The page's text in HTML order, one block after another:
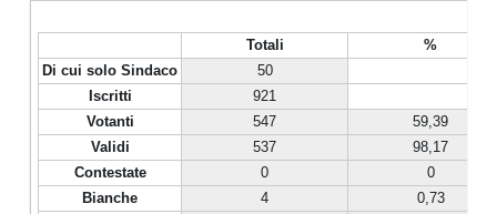
Totali
%
Di cui solo Sindaco
50
Iscritti
921
Votanti
547
59,39
Validi
537
98,17
Contestate
0
0
Bianche
4
0,73